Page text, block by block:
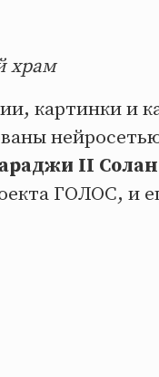
храм
картинки и
II
ГОЛОС, и